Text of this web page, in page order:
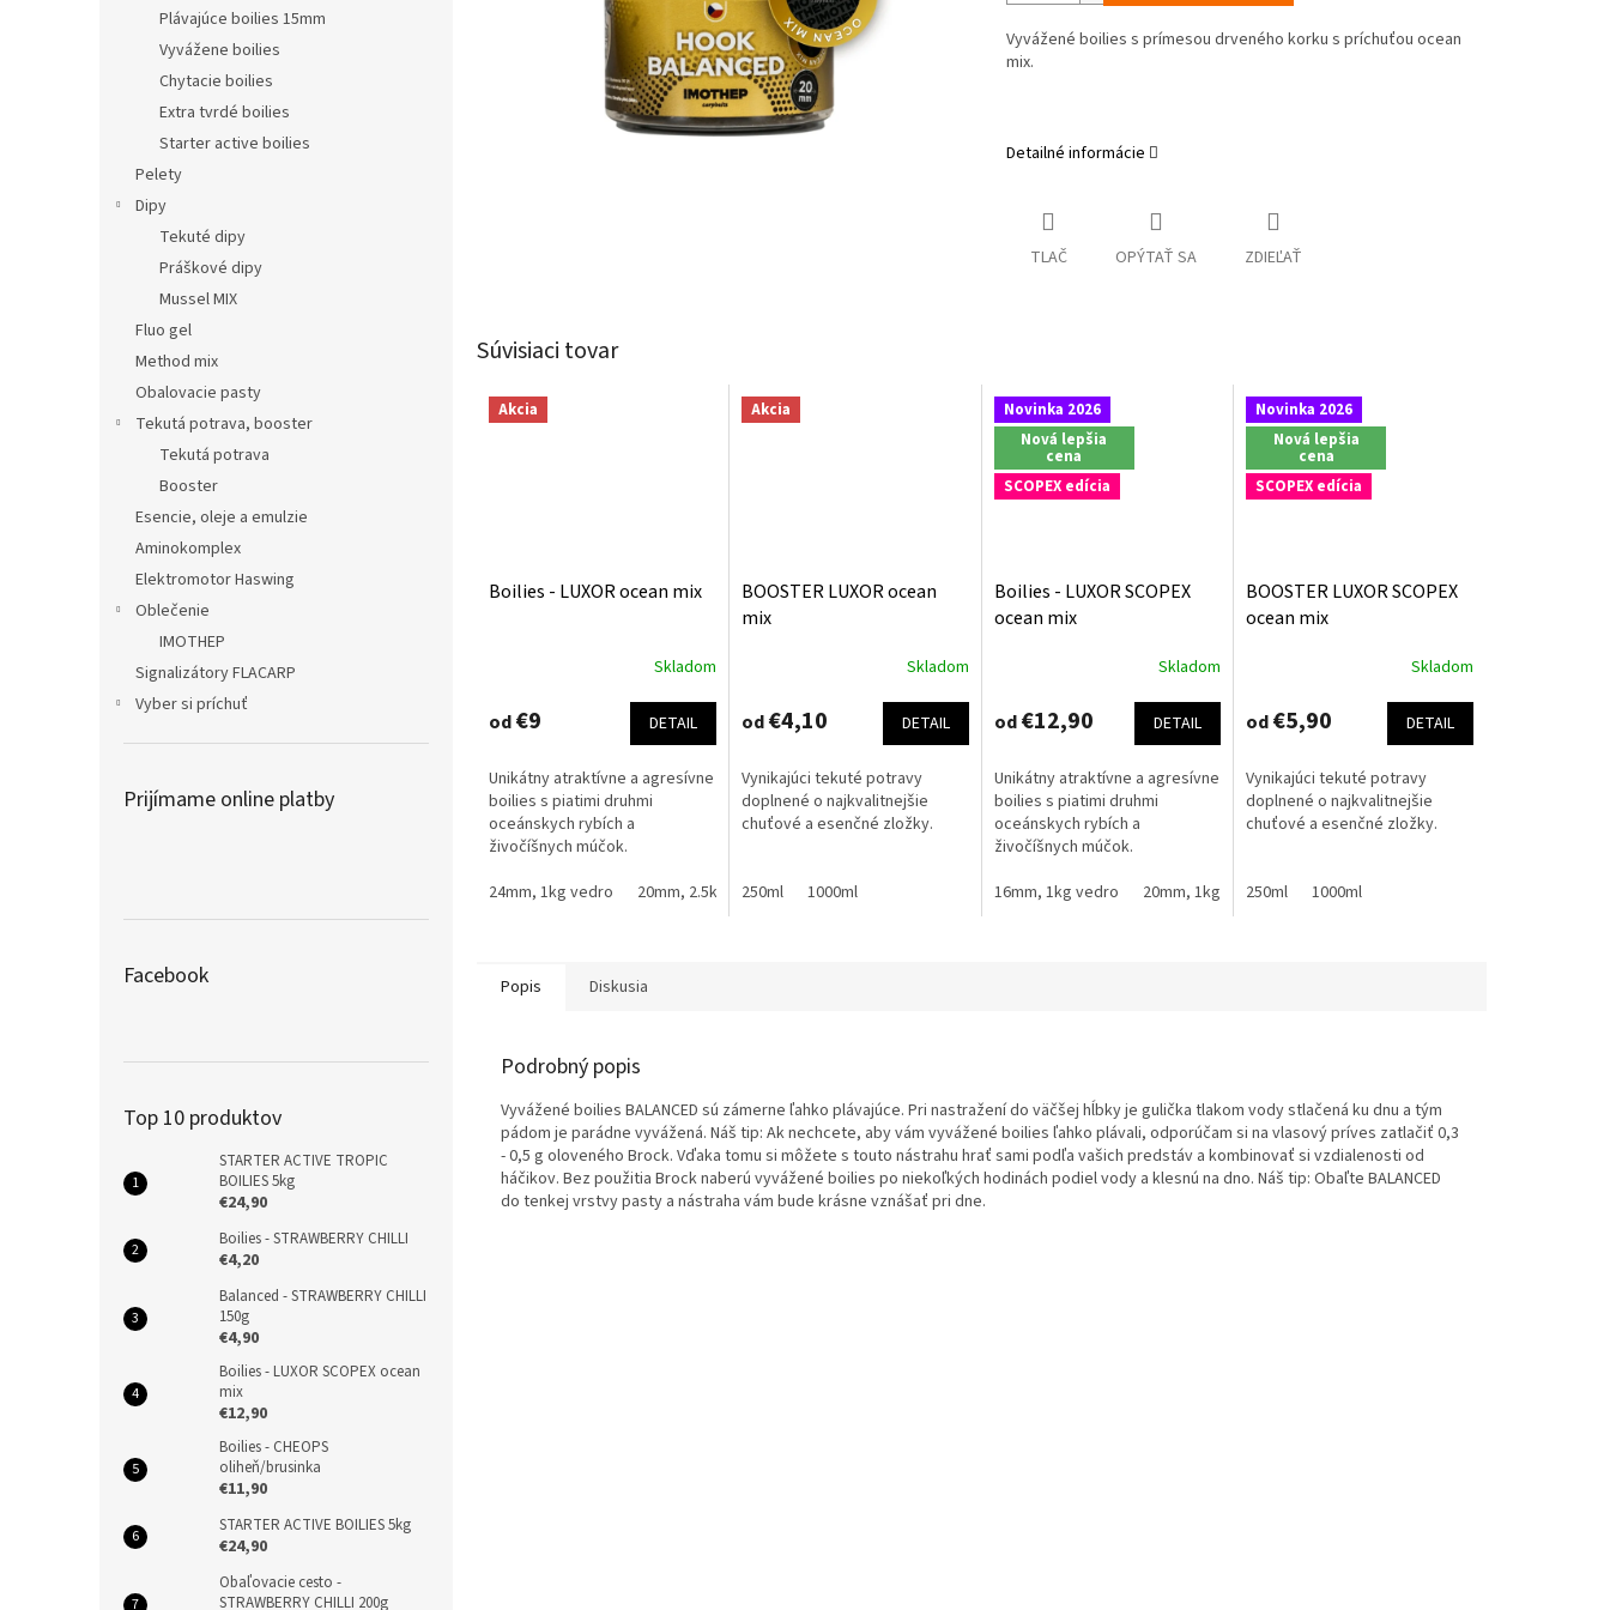
Plávajúce boilies 15mm
Vyvážene boilies
Chytacie boilies
Extra tvrdé boilies
Starter active boilies
Pelety
Dipy
Tekuté dipy
Práškové dipy
Mussel MIX
Fluo gel
Method mix
Obalovacie pasty
Tekutá potrava, booster
Tekutá potrava
Booster
Esencie, oleje a emulzie
Aminokomplex
Elektromotor Haswing
Oblečenie
IMOTHEP
Signalizátory FLACARP
Vyber si príchuť
Prijímame online platby
Facebook
Top 10 produktov
STARTER ACTIVE TROPIC
BOILIES 5kg
€24,90
Boilies - STRAWBERRY CHILLI
€4,20
Balanced - STRAWBERRY CHILLI
150g
€4,90
Boilies - LUXOR SCOPEX ocean
mix
€12,90
Boilies - CHEOPS
oliheň/brusinka
€11,90
STARTER ACTIVE BOILIES 5kg
€24,90
Obaľovacie cesto -
STRAWBERRY CHILLI 200g
Vyvážené boilies s prímesou drveného korku s príchuťou ocean
mix.
Detailné informácie
TLAČ OPÝTAŤ SA ZDIEĽAŤ
Súvisiaci tovar
Akcia
Boilies - LUXOR ocean mix
produktu
z
5
hviezdičiek.
Skladom
od€9 DETAIL
Unikátny atraktívne a agresívne
boilies s piatimi druhmi
oceánskych rybích a
živočíšnych múčok.
24mm, 1kg vedro
20mm, 2.5kg sáčok 20mm, 5kg sáčok 24mm, 2.5kg sáčok
Akcia
BOOSTER LUXOR ocean
mix
Skladom
od€4,10 DETAIL
Vynikajúci tekuté potravy
doplnené o najkvalitnejšie
chuťové a esenčné zložky.
250ml 1000ml
Novinka 2026
Nová lepšia
cena
SCOPEX edícia
Boilies - LUXOR SCOPEX
ocean mix
Skladom
od€12,90 DETAIL
Unikátny atraktívne a agresívne
boilies s piatimi druhmi
oceánskych rybích a
živočíšnych múčok.
16mm, 1kg vedro
20mm, 1kg vedro 24mm, 1kg vedro
Novinka 2026
Nová lepšia
cena
SCOPEX edícia
BOOSTER LUXOR SCOPEX
ocean mix
Skladom
od€5,90 DETAIL
Vynikajúci tekuté potravy
doplnené o najkvalitnejšie
chuťové a esenčné zložky.
250ml 1000ml
Popis Diskusia
Podrobný popis
Vyvážené boilies BALANCED sú zámerne ľahko plávajúce. Pri nastraženído väčšej hĺbkyje gulička tlakom vodystlačená ku dnu a tým
pádom je parádne vyvážená. Náš tip: Ak nechcete, aby vám vyvážené boilies ľahko plávali, odporúčam si na vlasovýpríves zatlačiť 0,3
-0,5 g oloveného Brock. Vďaka tomu si môžete s touto nástrahu hrať sami podľa vašich predstáv a kombinovať si vzdialenosti od
háčikov. Bez použitia Brocknaberú vyvážené boilies po niekoľkých hodinách podiel vody a klesnú na dno. Náš tip: Obaľte BALANCED
do tenkej vrstvypasty a nástraha vám bude krásne vznášať pri dne.